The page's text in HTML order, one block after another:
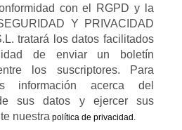
con el RGPD y la
Y PRIVACIDAD
tratará los datos facilitados
de enviar un boletín
los suscriptores. Para
información acerca del
sus datos y ejercer sus
nuestra política de privacidad .